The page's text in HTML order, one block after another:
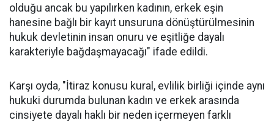
olduğu ancak bu yapılırken kadının, erkek eşin
hanesine bağlı bir kayıt unsuruna dönüştürülmesinin
hukuk devletinin insan onuru ve eşitliğe dayalı
karakteriyle bağdaşmayacağı" ifade edildi.
Karşı oyda, "İtiraz konusu kural, evlilik birliği içinde aynı
hukuki durumda bulunan kadın ve erkek arasında
cinsiyete dayalı haklı bir neden içermeyen farklı